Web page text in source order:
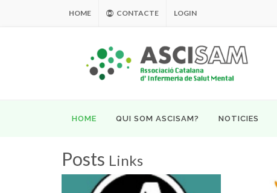
HOME CONTACTE LOGIN
HOME QUI SOM ASCISAM? NOTICIES
Posts Links